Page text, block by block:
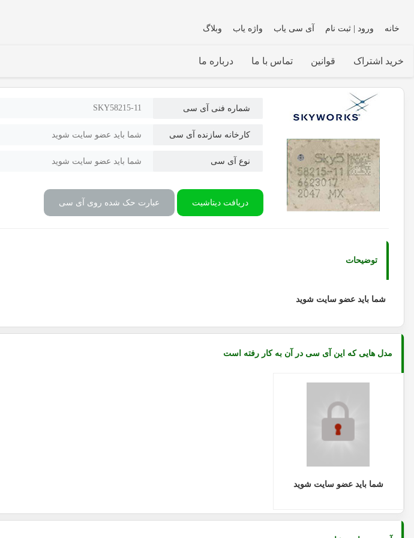
خانه ورود | ثبت نام آی سی یاب واژه یاب وبلاگ
خرید اشتراک قوانین تماس با ما درباره ما
شماره فنی آی سی SKY58215-11
کارخانه سازنده آی سی شما باید عضو سایت شوید
نوع آی سی شما باید عضو سایت شوید
دریافت دیتاشیت عبارت حک شده روی آی سی
توضیحات
شما باید عضو سایت شوید
مدل هایی که این آی سی در آن به کار رفته است
شما باید عضو سایت شوید